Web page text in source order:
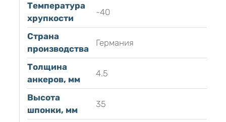
Температура
хрупкости
-40
Страна
производства
Германия
Толщина
анкеров, мм
4.5
Высота
шпонки, мм
35